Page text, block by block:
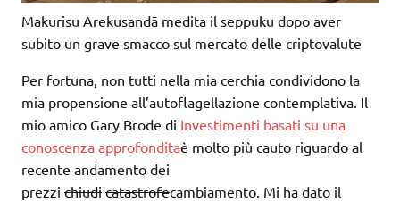
Makurisu Arekusandā medita il seppuku dopo aver
subito un grave smacco sul mercato delle criptovalute
Per fortuna, non tutti nella mia cerchia condividono la
mia propensione all’autoflagellazione contemplativa. Il
mio amico Gary Brode di Investimenti basati su una
conoscenza approfonditaè molto più cauto riguardo al
recente andamento dei
prezzi chiudi catastrofecambiamento. Mi ha dato il